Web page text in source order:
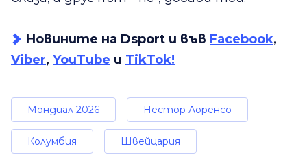
Новините на Dsport и във Facebook,
Viber, YouTube и TikTok!
Мондиал 2026 Нестор Лоренсо
Колумбия Швейцария